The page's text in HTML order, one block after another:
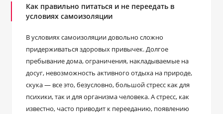
Как правильно питаться и не переедать в
условиях самоизоляции
В условиях самоизоляции довольно сложно
придерживаться здоровых привычек. Долгое
пребывание дома, ограничения, накладываемые на
досуг, невозможность активного отдыха на природе,
скука — все это, безусловно, большой стресс как для
психики, так и для организма человека. А стресс, как
известно, часто приводит к перееданию, появлению